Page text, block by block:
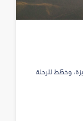
وخطّط للرحلة